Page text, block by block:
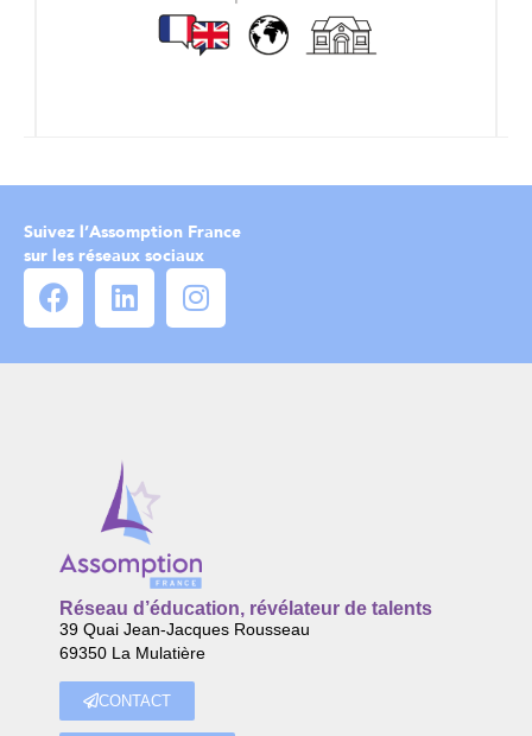
Suivez l’Assomption France
sur les réseaux sociaux
Réseau d’éducation, révélateur de talents
39 Quai Jean-Jacques Rousseau
69350 La Mulatière
CONTACT